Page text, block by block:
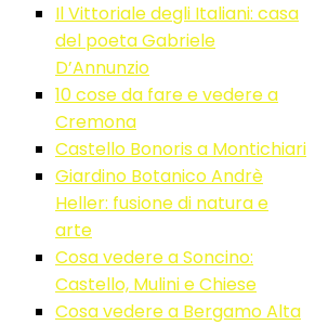
Il Vittoriale degli Italiani: casa
del poeta Gabriele
D’Annunzio
10 cose da fare e vedere a
Cremona
Castello Bonoris a Montichiari
Giardino Botanico Andrè
Heller: fusione di natura e
arte
Cosa vedere a Soncino:
Castello, Mulini e Chiese
Cosa vedere a Bergamo Alta